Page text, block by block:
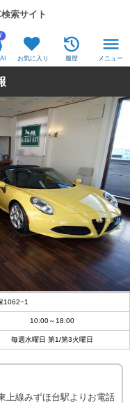
索サイト
お気に入り 履歴 メニュー
1062−1
10:00～18:00
毎週水曜日 第1/第3火曜日
上線みずほ台駅よりお電話